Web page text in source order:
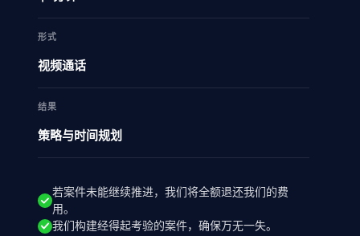
形式
视频通话
结果
策略与时间规划
若案件未能继续推进，我们将全额退还我们的费
用。
我们构建经得起考验的案件，确保万无一失。